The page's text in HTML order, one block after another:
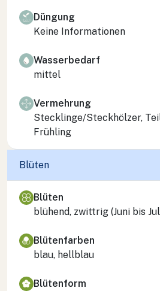
Düngung
Keine Informationen
Wasserbedarf
mittel
Vermehrung
Stecklinge/Steckhölzer,
Frühling
Blüten
Blüten
blühend, zwittrig (Juni bis
Blütenfarben
blau, hellblau
Blütenform